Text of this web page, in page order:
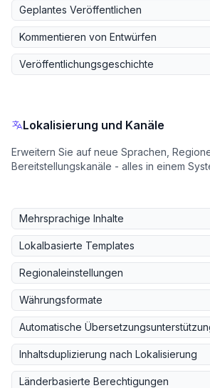
Geplantes Veröffentlichen
Kommentieren von Entwürfen
Veröffentlichungsgeschichte
Lokalisierung und Kanäle
Erweitern Sie auf neue Sprachen,
Bereitstellungskanäle - alles in einem
Mehrsprachige Inhalte
Lokalbasierte Templates
Regionaleinstellungen
Währungsformate
Automatische
Inhaltsduplizierung nach Lokalisierung
Länderbasierte Berechtigungen